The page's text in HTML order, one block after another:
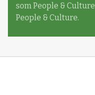
som People &
People & Culture.